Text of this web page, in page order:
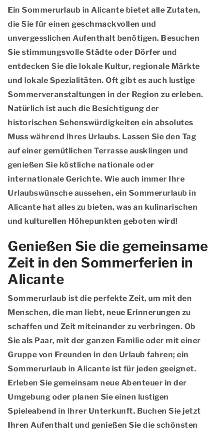
Ein Sommerurlaub in Alicante bietet alle Zutaten,
die Sie für einen geschmackvollen und
unvergesslichen Aufenthalt benötigen. Besuchen
Sie stimmungsvolle Städte oder Dörfer und
entdecken Sie die lokale Kultur, regionale Märkte
und lokale Spezialitäten. Oft gibt es auch lustige
Sommerveranstaltungen in der Region zu erleben.
Natürlich ist auch die Besichtigung der
historischen Sehenswürdigkeiten ein absolutes
Muss während Ihres Urlaubs. Lassen Sie den Tag
auf einer gemütlichen Terrasse ausklingen und
genießen Sie köstliche nationale oder
internationale Gerichte. Wie auch immer Ihre
Urlaubswünsche aussehen, ein Sommerurlaub in
Alicante hat alles zu bieten, was an kulinarischen
und kulturellen Höhepunkten geboten wird!
Genießen Sie die gemeinsame
Zeit in den Sommerferien in
Alicante
Sommerurlaub ist die perfekte Zeit, um mit den
Menschen, die man liebt, neue Erinnerungen zu
schaffen und Zeit miteinander zu verbringen. Ob
Sie als Paar, mit der ganzen Familie oder mit einer
Gruppe von Freunden in den Urlaub fahren; ein
Sommerurlaub in Alicante ist für jeden geeignet.
Erleben Sie gemeinsam neue Abenteuer in der
Umgebung oder planen Sie einen lustigen
Spieleabend in Ihrer Unterkunft. Buchen Sie jetzt
Ihren Aufenthalt und genießen Sie die schönsten